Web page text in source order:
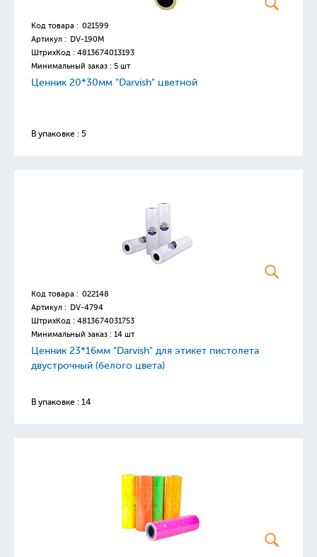
Код товара : 021599
Артикул : DV-190M
ШтрихКод : 4813674013193
Минимальный заказ : 5 шт
Ценник 20*30мм "Darvish" цветной
В упаковке : 5
Код товара : 022148
Артикул : DV-4794
ШтрихКод : 4813674031753
Минимальный заказ : 14 шт
Ценник 23*16мм "Darvish" для этикет пистолета
двустрочный (белого цвета)
В упаковке : 14